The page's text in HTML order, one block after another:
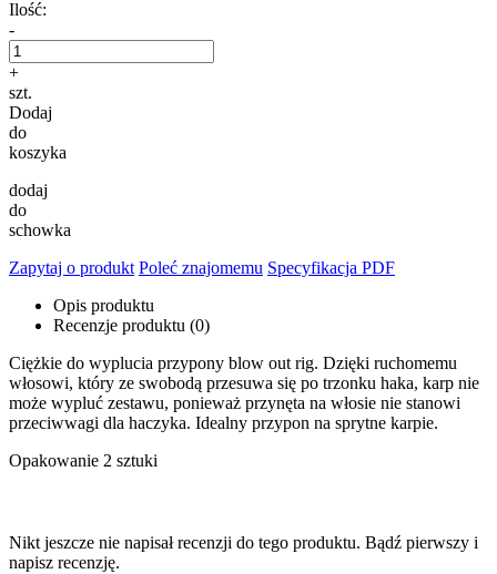
Ilość:
-
+
szt.
Dodaj
do
koszyka
dodaj
do
schowka
Zapytaj o produkt Poleć znajomemu Specyfikacja PDF
Opis produktu
Recenzje produktu (0)
Ciężkie do wyplucia przypony blow out rig. Dzięki ruchomemu
włosowi, który ze swobodą przesuwa się po trzonku haka, karp nie
może wypluć zestawu, ponieważ przynęta na włosie nie stanowi
przeciwwagi dla haczyka. Idealny przypon na sprytne karpie.
Opakowanie 2 sztuki
Nikt jeszcze nie napisał recenzji do tego produktu. Bądź pierwszy i
napisz recenzję.